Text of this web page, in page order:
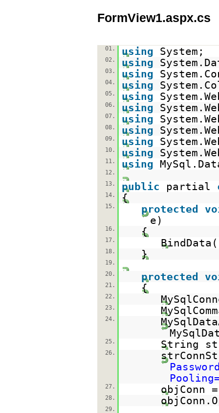
FormView1.aspx.cs
01. using System;
02. using
03. using
04. using
05. using
06. using
07. using
08. using
09. using
10. using
11. using
12.
13.
public partial
14. {
15. protected
e)
16. {
17.
18. }
19.
20.
protected
21. {
22.
23.
24.
25. String
26.
27. objConn
28.
29.